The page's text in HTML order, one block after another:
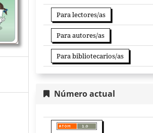
Para lectores/as
Para autores/as
Para bibliotecarios/as
Número actual